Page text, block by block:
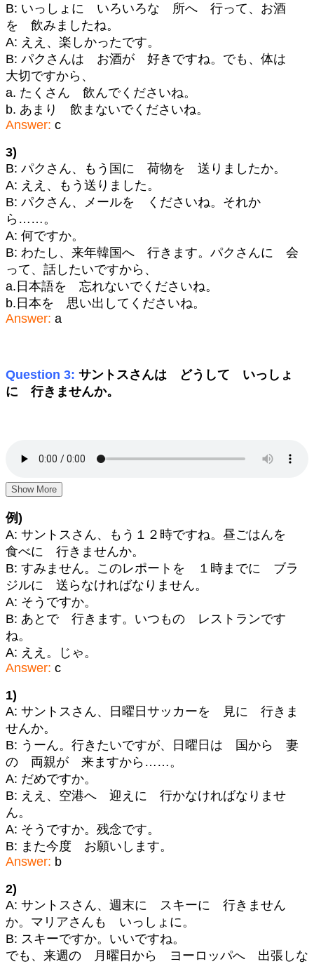
B: いっしょに いろいろな 所へ 行って、お酒
を 飲みましたね。
A: ええ、楽しかったです。
B: パクさんは お酒が 好きですね。でも、体は
大切ですから、
a. たくさん 飲んでくださいね。
b. あまり 飲まないでくださいね。
Answer: c
3)
B: パクさん、もう国に 荷物を 送りましたか。
A: ええ、もう送りました。
B: パクさん、メールを くださいね。それか
ら……。
A: 何ですか。
B: わたし、来年韓国へ 行きます。パクさんに 会
って、話したいですから、
a.日本語を 忘れないでくださいね。
b.日本を 思い出してくださいね。
Answer: a
Question 3: サントスさんは どうして いっしょ
に 行きませんか。
Show More
例)
A: サントスさん、もう１２時ですね。昼ごはんを
食べに 行きませんか。
B: すみません。このレポートを １時までに ブラ
ジルに 送らなければなりません。
A: そうですか。
B: あとで 行きます。いつもの レストランです
ね。
A: ええ。じゃ。
Answer: c
1)
A: サントスさん、日曜日サッカーを 見に 行きま
せんか。
B: うーん。行きたいですが、日曜日は 国から 妻
の 両親が 来ますから……。
A: だめですか。
B: ええ、空港へ 迎えに 行かなければなりませ
ん。
A: そうですか。残念です。
B: また今度 お願いします。
Answer: b
2)
A: サントスさん、週末に スキーに 行きません
か。マリアさんも いっしょに。
B: スキーですか。いいですね。
でも、来週の 月曜日から ヨーロッパへ 出張しな